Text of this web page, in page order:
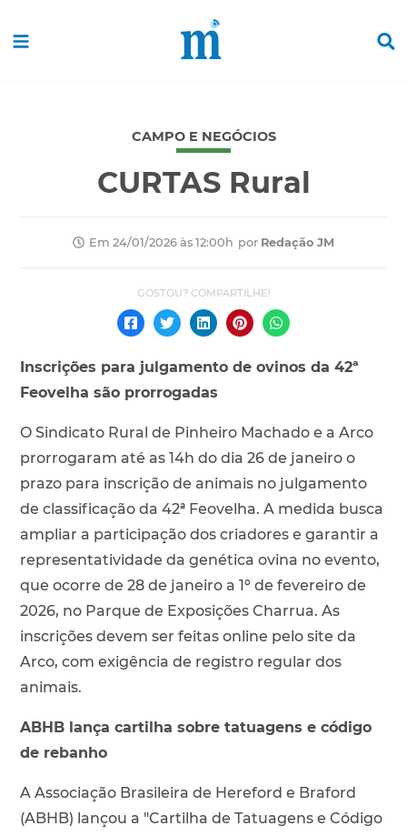
CAMPO E NEGÓCIOS
CURTAS Rural
Em 24/01/2026 às 12:00h por Redação JM
Inscrições para julgamento de ovinos da 42ª
Feovelha são prorrogadas
O Sindicato Rural de Pinheiro Machado e a Arco
prorrogaram até as 14h do dia 26 de janeiro o
prazo para inscrição de animais no julgamento
de classificação da 42ª Feovelha. A medida busca
ampliar a participação dos criadores e garantir a
representatividade da genética ovina no evento,
que ocorre de 28 de janeiro a 1º de fevereiro de
2026, no Parque de Exposições Charrua. As
inscrições devem ser feitas online pelo site da
Arco, com exigência de registro regular dos
animais.
ABHB lança cartilha sobre tatuagens e código
de rebanho
A Associação Brasileira de Hereford e Braford
(ABHB) lançou a "Cartilha de Tatuagens e Código